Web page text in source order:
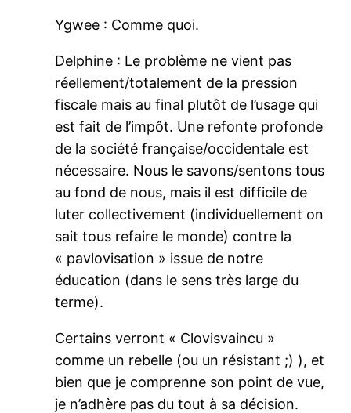
Ygwee : Comme quoi.
Delphine : Le problème ne vient pas
réellement/totalement de la pression
fiscale mais au final plutôt de l’usage qui
est fait de l’impôt. Une refonte profonde
de la société française/occidentale est
nécessaire. Nous le savons/sentons tous
au fond de nous, mais il est difficile de
luter collectivement (individuellement on
sait tous refaire le monde) contre la
« pavlovisation » issue de notre
éducation (dans le sens très large du
terme).
Certains verront « Clovisvaincu »
comme un rebelle (ou un résistant ;) ), et
bien que je comprenne son point de vue,
je n’adhère pas du tout à sa décision.